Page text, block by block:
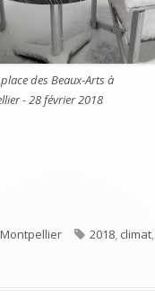
des Beaux-Arts à
- 28 février 2018
Montpellier Étiquettes
2018, climat,